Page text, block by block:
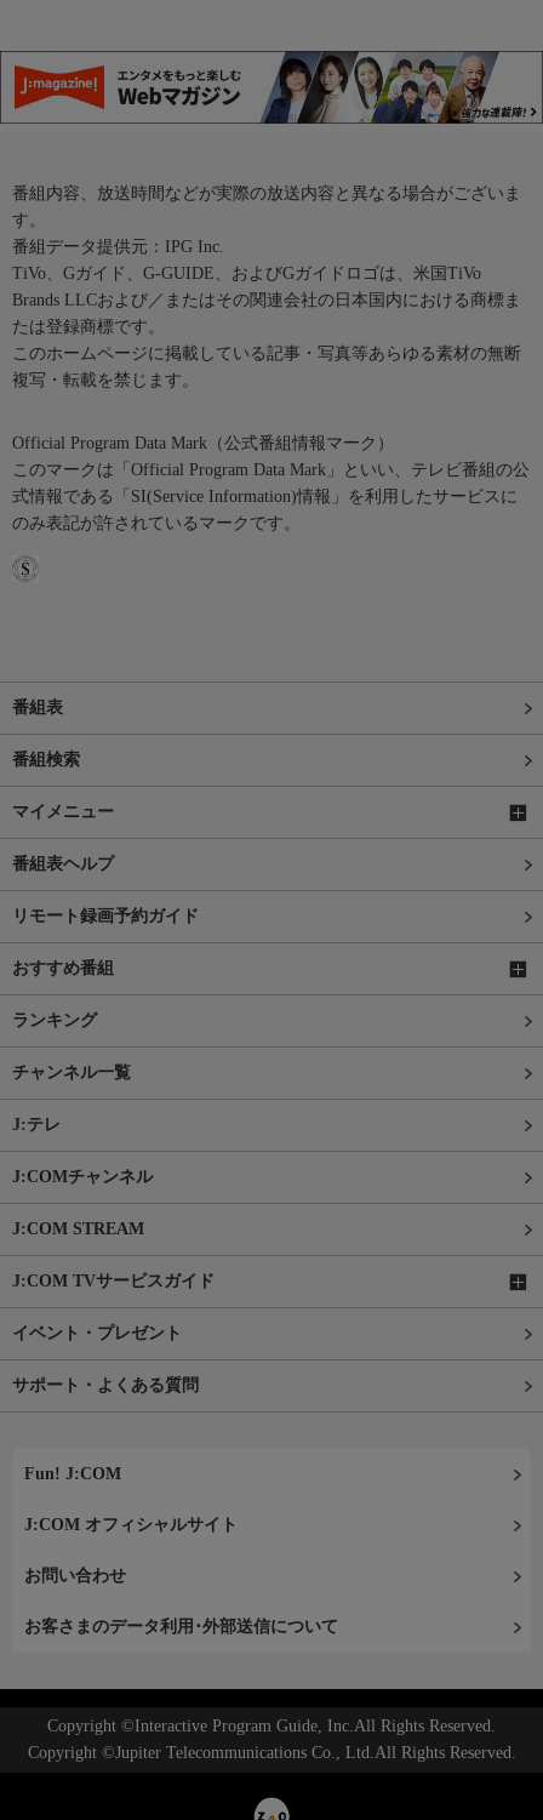
番組内容、放送時間などが実際の放送内容と異なる場合がございま
す。
番組データ提供元：IPG Inc.
TiVo、Gガイド、G-GUIDE、およびGガイドロゴは、米国TiVo
Brands LLCおよび／またはその関連会社の日本国内における商標ま
たは登録商標です。
このホームページに掲載している記事・写真等あらゆる素材の無断
複写・転載を禁じます。
Official Program Data Mark（公式番組情報マーク）
このマークは「Official Program Data Mark」といい、テレビ番組の公
式情報である「SI(Service Information)情報」を利用したサービスに
のみ表記が許されているマークです。
番組表
番組検索
マイメニュー
番組表ヘルプ
リモート録画予約ガイド
おすすめ番組
ランキング
チャンネル一覧
J:テレ
J:COMチャンネル
J:COM STREAM
J:COM TVサービスガイド
イベント・プレゼント
サポート・よくある質問
Fun! J:COM
J:COM オフィシャルサイト
お問い合わせ
お客さまのデータ利用･外部送信について
Copyright ©Interactive Program Guide, Inc.All Rights Reserved.
Copyright ©Jupiter Telecommunications Co., Ltd.All Rights Reserved.